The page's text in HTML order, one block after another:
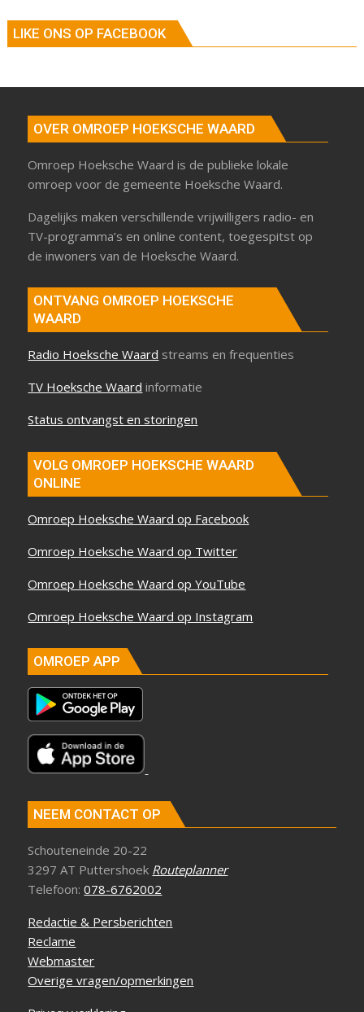
LIKE ONS OP FACEBOOK
OVER OMROEP HOEKSCHE WAARD
Omroep Hoeksche Waard is de publieke lokale
omroep voor de gemeente Hoeksche Waard.
Dagelijks maken verschillende vrijwilligers radio- en
TV-programma’s en online content, toegespitst op
de inwoners van de Hoeksche Waard.
ONTVANG OMROEP HOEKSCHE
WAARD
Radio Hoeksche Waard streams en frequenties
TV Hoeksche Waard informatie
Status ontvangst en storingen
VOLG OMROEP HOEKSCHE WAARD
ONLINE
Omroep Hoeksche Waard op Facebook
Omroep Hoeksche Waard op Twitter
Omroep Hoeksche Waard op YouTube
Omroep Hoeksche Waard op Instagram
OMROEP APP
NEEM CONTACT OP
Schouteneinde 20-22
3297 AT Puttershoek Routeplanner
Telefoon:078-6762002
Redactie & Persberichten
Reclame
Webmaster
Overige vragen/opmerkingen